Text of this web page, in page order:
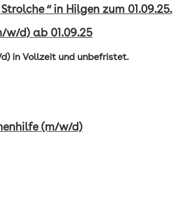
“ in Hilgen zum 01.09.25.
w/d) ab 01.09.25
in Vollzeit und unbefristet.
(m/w/d)